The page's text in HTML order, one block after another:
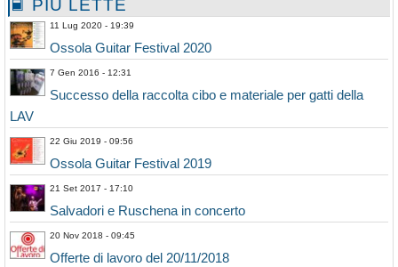
PIÙ LETTE
11 Lug 2020 - 19:39
Ossola Guitar Festival 2020
7 Gen 2016 - 12:31
Successo della raccolta cibo e materiale per gatti della
LAV
22 Giu 2019 - 09:56
Ossola Guitar Festival 2019
21 Set 2017 - 17:10
Salvadori e Ruschena in concerto
20 Nov 2018 - 09:45
Offerte di lavoro del 20/11/2018